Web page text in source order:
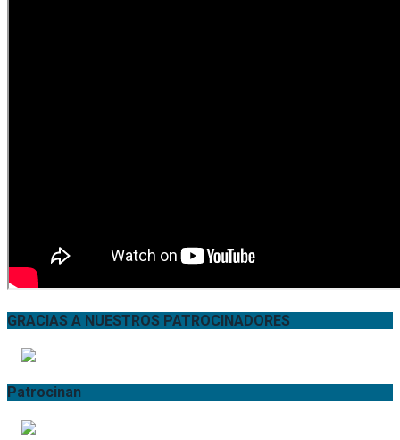
GRACIAS A NUESTROS PATROCINADORES
Patrocinan